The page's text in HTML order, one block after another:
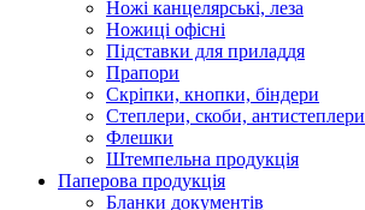
Ножі канцелярські, леза
Ножиці офісні
Підставки для приладдя
Прапори
Скріпки, кнопки, біндери
Степлери, скоби, антистеплери
Флешки
Штемпельна продукція
Паперова продукція
Бланки документів